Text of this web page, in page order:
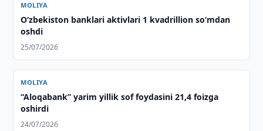
MOLIYA
O‘zbekiston banklari aktivlari 1 kvadrillion so‘mdan
oshdi
25/07/2026
MOLIYA
“Aloqabank” yarim yillik sof foydasini 21,4 foizga
oshirdi
24/07/2026